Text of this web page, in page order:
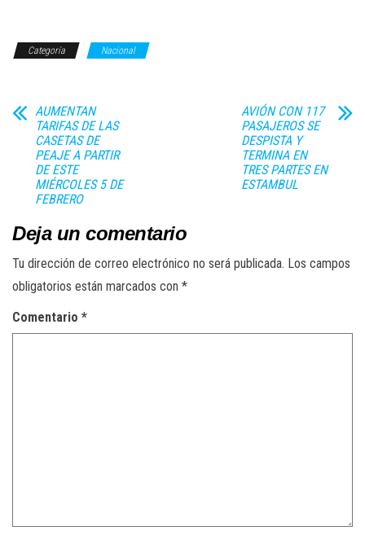
Categoría Nacional
AUMENTAN
TARIFAS DE LAS
CASETAS DE
PEAJE A PARTIR
DE ESTE
MIÉRCOLES 5 DE
FEBRERO
AVIÓN CON 117
PASAJEROS SE
DESPISTA Y
TERMINA EN
TRES PARTES EN
ESTAMBUL
Deja un comentario
Tu dirección de correo electrónico no será publicada. Los campos
obligatorios están marcados con *
Comentario *